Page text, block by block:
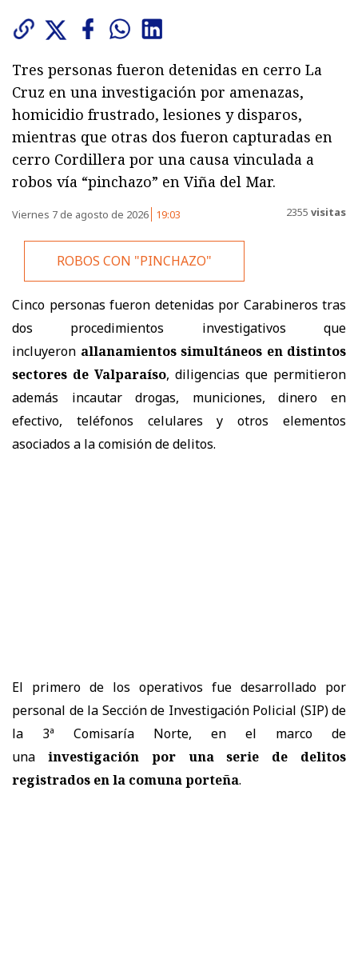
Tres personas fueron detenidas en cerro La
Cruz en una investigación por amenazas,
homicidio frustrado, lesiones y disparos,
mientras que otras dos fueron capturadas en
cerro Cordillera por una causa vinculada a
robos vía “pinchazo” en Viña del Mar.
Viernes 7 de agosto de 2026 19:03 2355 visitas
ROBOS CON "PINCHAZO"
Cinco personas fueron detenidas por Carabineros tras
dos procedimientos investigativos que
incluyeron allanamientos simultáneos en distintos
sectores de Valparaíso, diligencias que permitieron
además incautar drogas, municiones, dinero en
efectivo, teléfonos celulares y otros elementos
asociados a la comisión de delitos.
El primero de los operativos fue desarrollado por
personal de la Sección de Investigación Policial (SIP) de
la 3ª Comisaría Norte, en el marco de
una
investigación por una serie de delitos
registrados en la comuna porteña.